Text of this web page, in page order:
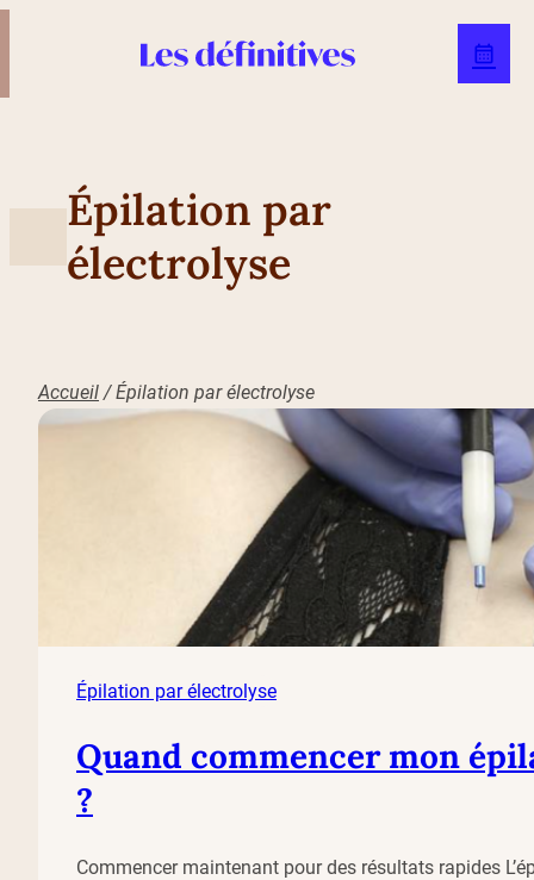
Épilation par
électrolyse
Accueil /Épilation par électrolyse
Épilation par électrolyse
Quand commencer mon
?
Commencer maintenant pour des résultats rapides